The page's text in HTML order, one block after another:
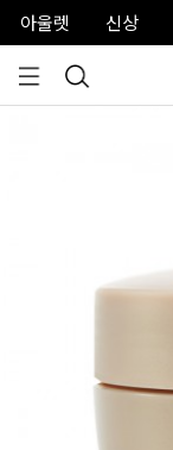
아울렛 신상